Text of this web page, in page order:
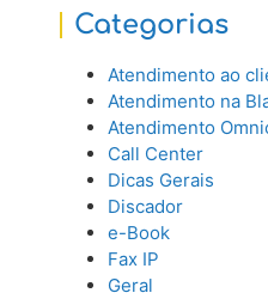
Categorias
Atendimento ao
Atendimento na
Atendimento
Call Center
Dicas Gerais
Discador
e-Book
Fax IP
Geral